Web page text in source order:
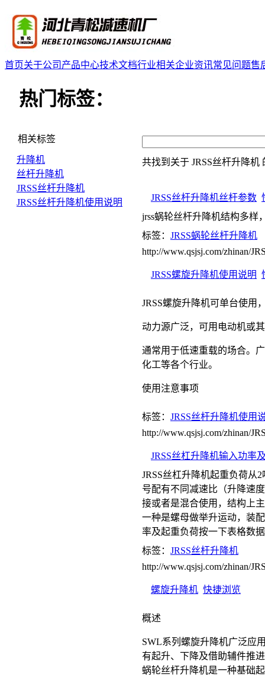
首页关于公司 产品中心技术文档行业相关企业资讯常见问题售
热门标签：
相关标签
升降机
丝杆升降机
JRSS丝杆升降机
JRSS丝杆升降机使用说明
共找到关于 JRSS丝杆升降机
JRSS丝杆升降机丝杆参数
jrss蜗轮丝杆升降机结构多样
标签： JRSS蜗轮丝杆升降机
http://www.qsjsj.com/zhinan/
JRSS螺旋升降机使用说明
JRSS螺旋升降机可单台使用
动力源广泛，可用电动机或
通常用于低速重载的场合。
化工等各个行业。
使用注意事项
标签： JRSS丝杆升降机使用
http://www.qsjsj.com/zhinan/
JRSS丝杠升降机输入功率
JRSS丝杠升降机起重负荷从
号配有不同减速比（升降速
接或者是混合使用，结构上
一种是螺母做举升运动，装
率及起重负荷按一下表格数
标签： JRSS丝杆升降机
http://www.qsjsj.com/zhinan/
螺旋升降机 快捷浏览
概述
SWL系列螺旋升降机广泛应
有起升、下降及借助辅件推
蜗轮丝杆升降机是一种基础